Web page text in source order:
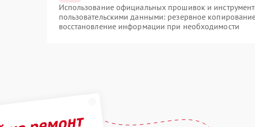
Использование официальных прошивок и
пользовательскими данными: резервное
восстановление информации при необходимости